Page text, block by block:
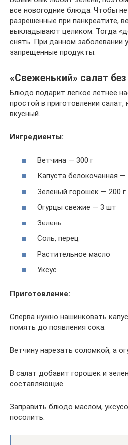
все новогодние блюда. Чтобы
разрешенные при панкреатите,
выкладывают целиком. Тогда
снять. При данном заболевании
запрещенные продукты.
«Свеженький» салат
Блюдо подарит легкое летнее
простой в приготовлении салат,
вкусный.
Ингредиенты:
Ветчина — 300 г
Капуста белокочанная —
Зеленый горошек — 200 г
Огурцы свежие — 3 шт
Зелень
Соль, перец
Растительное масло
Уксус
Приготовление:
Сперва нужно нашинковать
помять до появления сока.
Ветчину нарезать соломкой, а
В салат добавит горошек и
составляющие.
Заправить блюдо маслом,
посолить.